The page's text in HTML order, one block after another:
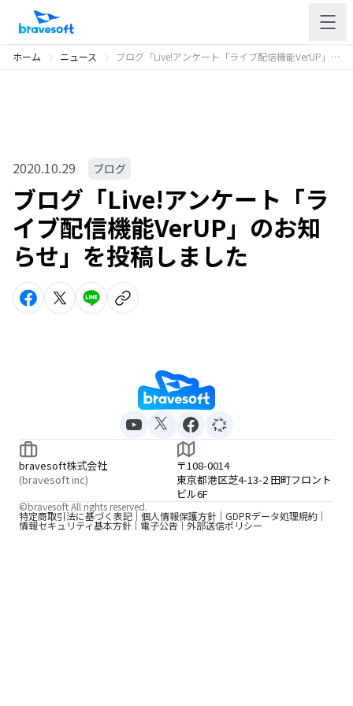
ホーム ニュース ブログ「Live!アンケート「ライブ配信機能VerUP」のお知らせ」を投稿しました
2020.10.29 ブログ
ブログ「Live!アンケート「ラ
イブ配信機能VerUP」のお知
らせ」を投稿しました
bravesoft株式会社
(bravesoft inc)
〒108-0014
東京都港区芝4-13-2 田町フロント
ビル6F
特定商取引法に基づく表記 個人情報保護方針 GDPRデータ処理規約
情報セキュリティ基本方針 電子公告 外部送信ポリシー
©bravesoft All rights reserved.